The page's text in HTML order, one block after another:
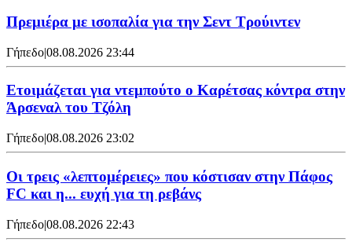
Πρεμιέρα με ισοπαλία για την Σεντ Τρούιντεν
Γήπεδο|08.08.2026 23:44
Ετοιμάζεται για ντεμπούτο ο Καρέτσας κόντρα στην
Άρσεναλ του Τζόλη
Γήπεδο|08.08.2026 23:02
Οι τρεις «λεπτομέρειες» που κόστισαν στην Πάφος
FC και η... ευχή για τη ρεβάνς
Γήπεδο|08.08.2026 22:43